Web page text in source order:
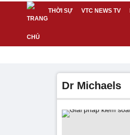
THỜI SỰ VTC NEWS TV
Dr Michaels